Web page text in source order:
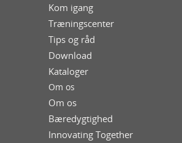
Kom igang
Træningscenter
Tips og råd
Download
Kataloger
Om os
Om os
Bæredygtighed
Innovating Together